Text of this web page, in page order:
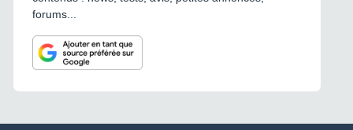
forums...